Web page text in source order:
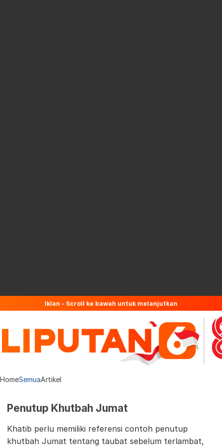
Iklan - Scroll ke bawah untuk melanjutkan
HomeSemuaArtikel
Penutup Khutbah Jumat
Khatib perlu memiliki referensi contoh penutup
khutbah Jumat tentang taubat sebelum terlambat,